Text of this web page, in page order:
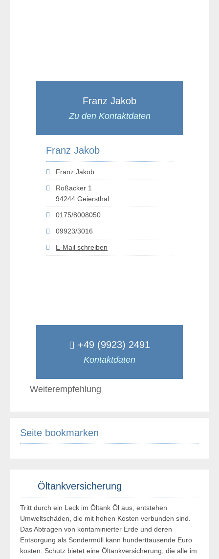
Franz Jakob
Zu den Kontaktdaten
Franz Jakob
Franz Jakob
Roßacker 1
94244 Geiersthal
0175/8008050
09923/3016
E-Mail schreiben
+49 (9923) 2491
Kontaktdaten
Weiterempfehlung
Seite bookmarken
Öltankversicherung
Tritt durch ein Leck im Öltank Öl aus, entstehen
Umweltschäden, die mit hohen Kosten verbunden sind.
Das Abtragen von kontaminierter Erde und deren
Entsorgung als Sondermüll kann hunderttausende Euro
kosten. Schutz bietet eine Öltankversicherung, die alle im